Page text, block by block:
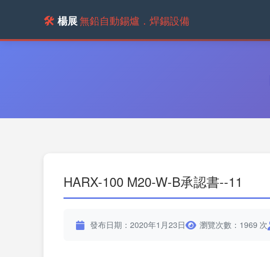
🛠️ 楊展無鉛自動錫爐．焊錫設備
HARX-100 M20-W-B承認書--11
發布日期：2020年1月23日 瀏覽次數：1969 次